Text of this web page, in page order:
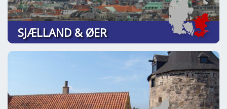
SJÆLLAND & ØER